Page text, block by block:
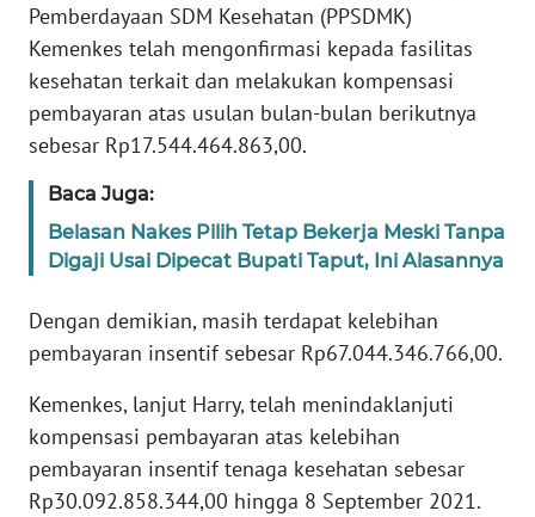
Pemberdayaan SDM Kesehatan (PPSDMK)
Kemenkes telah mengonfirmasi kepada fasilitas
kesehatan terkait dan melakukan kompensasi
pembayaran atas usulan bulan-bulan berikutnya
sebesar Rp17.544.464.863,00.
Baca Juga:
Belasan Nakes Pilih Tetap Bekerja Meski Tanpa
Digaji Usai Dipecat Bupati Taput, Ini Alasannya
Dengan demikian, masih terdapat kelebihan
pembayaran insentif sebesar Rp67.044.346.766,00.
Kemenkes, lanjut Harry, telah menindaklanjuti
kompensasi pembayaran atas kelebihan
pembayaran insentif tenaga kesehatan sebesar
Rp30.092.858.344,00 hingga 8 September 2021.
Wahana
News
WN
SUMUT
JAKARTA
JABAR
BANTEN
WN
NTT